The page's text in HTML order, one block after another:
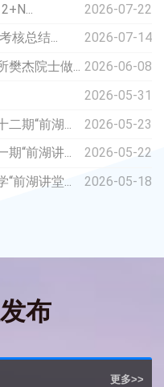
2026-07-22
核总结...
2026-07-14
樊杰院士做... 2026-06-08
2026-05-31
期“前湖...
2026-05-23
“前湖讲...
2026-05-22
前湖讲堂...
2026-05-18
布
更多>>